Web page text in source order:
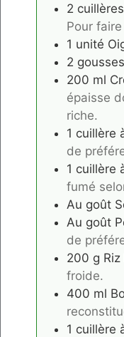
2
Pour
1 unité
2 gousses
200 ml
épaisse
riche.
1 cuillère
de
1 cuillère
fumé
Au goût
Au goût
de
200 g
froide.
400 ml
1 cuillère